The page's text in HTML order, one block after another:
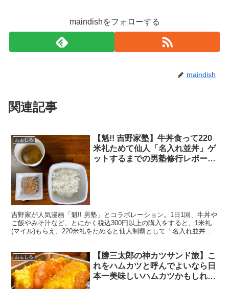
maindishをフォローする
maindish
関連記事
おもしろ
【魁!! 吉野家塾】牛丼食って220
米礼ためて仙人「名入れ並丼」ゲ
ットするまでの男塾修行レポー
吉野家が人気漫画「魁!! 男塾」とコラボレーション。1日1回、牛丼や
ご飯やみそ汁など、とにかく税込300円以上の購入をすると、1米礼
(マイル)もらえ、220米礼をためると仙人制覇として「名入れ並丼」
おもしろ
【勝三太郎の神カツサンド旅】こ
れをハムカツと呼んでよいなら日
本一美味しいハムカツかもしれな